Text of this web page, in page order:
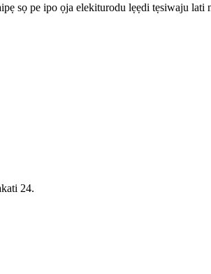
sọ pe ipo ọja elekiturodu lẹẹdi tẹsiwaju
24.